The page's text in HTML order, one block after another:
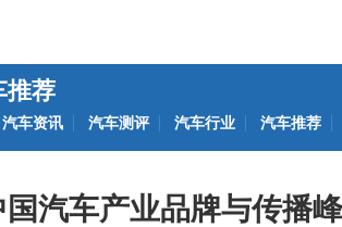
推荐
汽车资讯 汽车测评 汽车行业 汽车推荐
汽车产业品牌与传播